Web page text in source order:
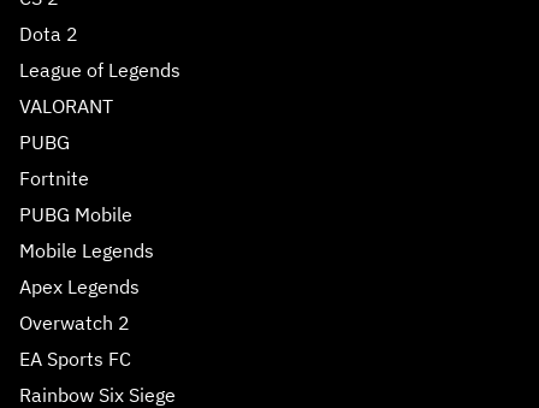
Dota 2
League of Legends
VALORANT
PUBG
Fortnite
PUBG Mobile
Mobile Legends
Apex Legends
Overwatch 2
EA Sports FC
Rainbow Six Siege